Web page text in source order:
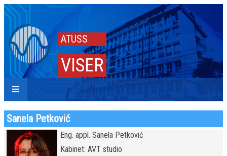
ATUSS
VISER
Sanela Petković
Eng. appl. Sanela Petković
Kabinet: AVT studio